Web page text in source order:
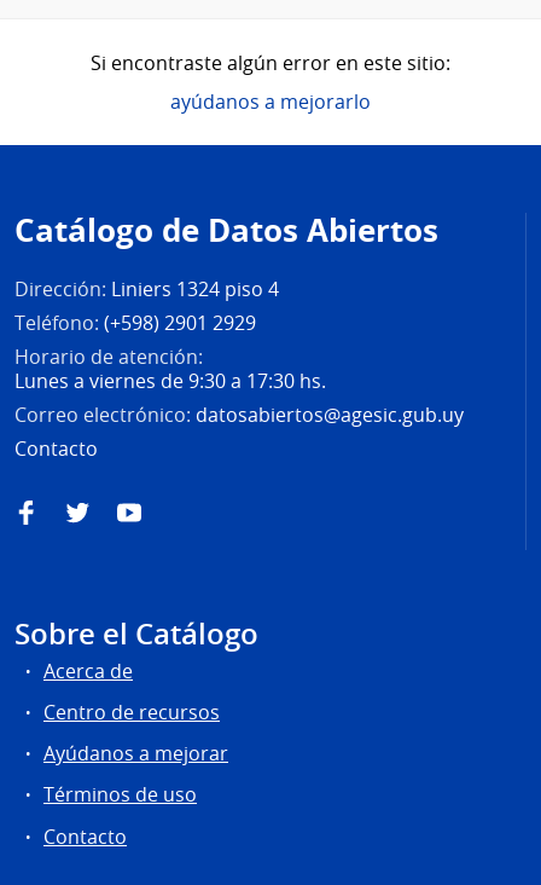
Si encontraste algún error en este sitio:
ayúdanos a mejorarlo
de
página
Catálogo de Datos Abiertos
Dirección: Liniers 1324 piso 4
Teléfono: (+598) 2901 2929
Horario de atención:
Lunes a viernes de 9:30 a 17:30 hs.
Correo electrónico: datosabiertos@agesic.gub.uy
Contacto
FacebookTwitterYouTube
Sobre el Catálogo
Acerca de
Centro de recursos
Ayúdanos a mejorar
Términos de uso
Contacto